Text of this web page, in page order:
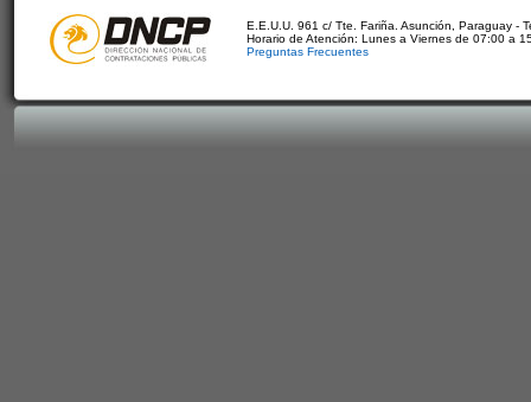
E.E.U.U. 961 c/ Tte. Fariña. Asunción, Paraguay -
Horario de Atención: Lunes a Viernes de 07:00 a
Preguntas Frecuentes